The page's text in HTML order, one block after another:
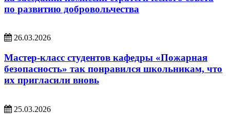
по развитию добровольчества
26.03.2026
Мастер-класс студентов кафедры «Пожарная
безопасность» так понравился школьникам, что
их пригласили вновь
25.03.2026